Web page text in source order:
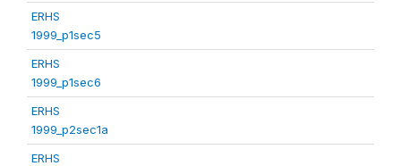
ERHS
1999_p1sec5
ERHS
1999_p1sec6
ERHS
1999_p2sec1a
ERHS